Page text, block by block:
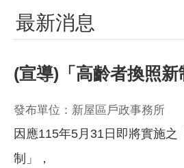
最新消息
(宣導)「高齡者換照新
發布單位：新屋區戶政事務所
因應115年5月31日即將實施之
制」，